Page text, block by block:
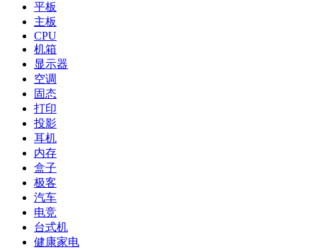
平板
主板
CPU
机箱
显示器
空调
固态
打印
投影
耳机
内存
盒子
极客
汽车
电竞
台式机
健康家电